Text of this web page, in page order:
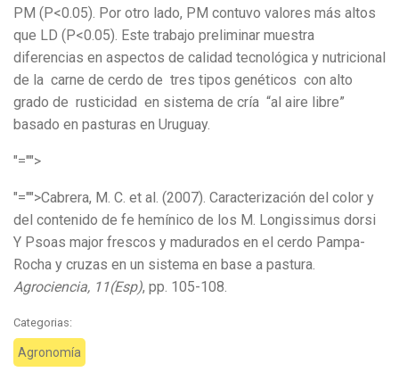
PM (P<0.05). Por otro lado, PM contuvo valores más altos
que LD (P<0.05). Este trabajo preliminar muestra
diferencias en aspectos de calidad tecnológica y nutricional
de la carne de cerdo de tres tipos genéticos con alto
grado de rusticidad en sistema de cría “al aire libre”
basado en pasturas en Uruguay.
"="">
"="">Cabrera, M. C. et al. (2007). Caracterización del color y
del contenido de fe hemínico de los M. Longissimus dorsi
Y Psoas major frescos y madurados en el cerdo Pampa-
Rocha y cruzas en un sistema en base a pastura.
Agrociencia, 11(Esp), pp. 105-108.
Categorias:
Agronomía